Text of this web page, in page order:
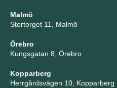
Malmö
Stortorget 11, Malmö
Örebro
Kungsgatan 8, Örebro
Kopparberg
Herrgårdsvägen 10, Kopparberg